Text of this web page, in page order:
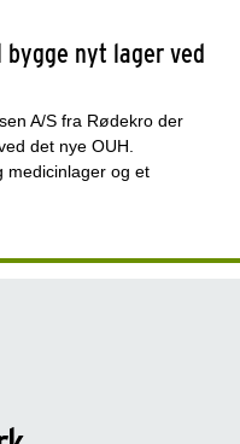
bygge nyt lager ved
A/S fra Rødekro der
det nye OUH.
medicinlager og et